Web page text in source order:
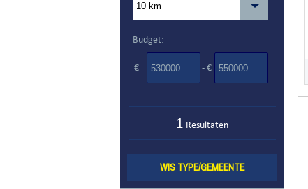
Budget:
€ - €
1 Resultaten
WIS TYPE/GEMEENTE